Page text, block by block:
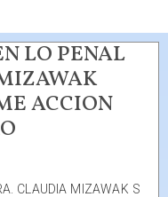
LO PENAL
ACCION
CLAUDIA MIZAWAK S